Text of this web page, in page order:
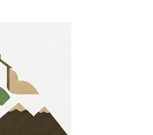
Jahorina leto 2026: Staze
Sjenički sir 2026: Izbegnite